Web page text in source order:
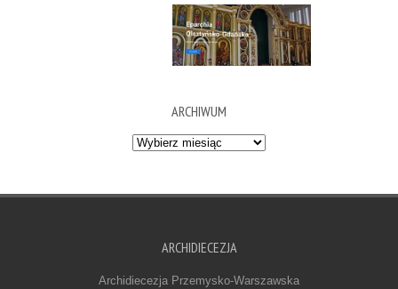
ARCHIWUM
Archiwum
ARCHIDIECEZJA
Archidiecezja Przemysko-Warszawska